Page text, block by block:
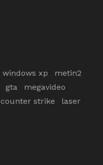
windows xp
metin2
gta
megavideo
counter strike laser